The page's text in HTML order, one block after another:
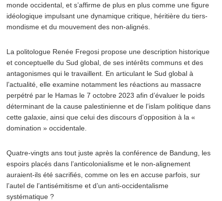
monde occidental, et s’affirme de plus en plus comme une figure
idéologique impulsant une dynamique critique, héritière du tiers-
mondisme et du mouvement des non-alignés.
La politologue Renée Fregosi propose une description historique
et conceptuelle du Sud global, de ses intérêts communs et des
antagonismes qui le travaillent. En articulant le Sud global à
l’actualité, elle examine notamment les réactions au massacre
perpétré par le Hamas le 7 octobre 2023 afin d’évaluer le poids
déterminant de la cause palestinienne et de l’islam politique dans
cette galaxie, ainsi que celui des discours d’opposition à la «
domination » occidentale.
Quatre-vingts ans tout juste après la conférence de Bandung, les
espoirs placés dans l’anticolonialisme et le non-alignement
auraient-ils été sacrifiés, comme on les en accuse parfois, sur
l’autel de l’antisémitisme et d’un anti-occidentalisme
systématique ?